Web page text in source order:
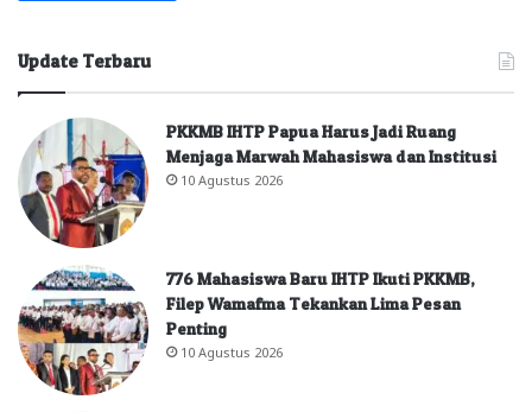
Update Terbaru
PKKMB IHTP Papua Harus Jadi Ruang
Menjaga Marwah Mahasiswa dan Institusi
10 Agustus 2026
776 Mahasiswa Baru IHTP Ikuti PKKMB,
Filep Wamafma Tekankan Lima Pesan
Penting
10 Agustus 2026